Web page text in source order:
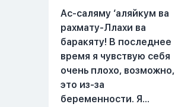
Ас-саляму ‘аляйкум ва
рахмату-Ллахи ва
баракяту! В последнее
время я чувствую себя
очень плохо, возможно,
это из-за
беременности. Я